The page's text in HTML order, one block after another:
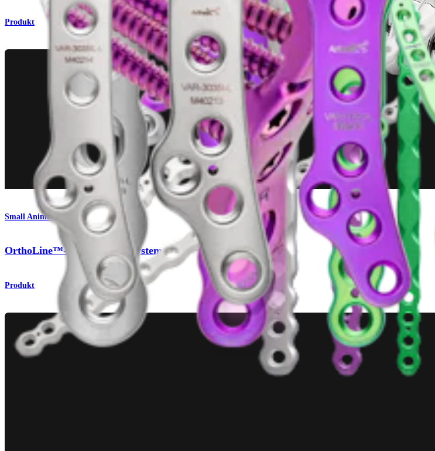
Produkt
Small Animal
OrthoLine™-Radiusfraktursystem
Produkt